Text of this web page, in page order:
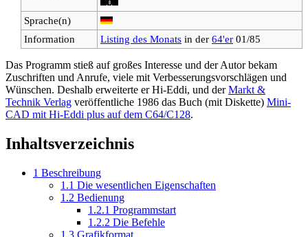
Sprache(n)
Information
Listing des Monats in der 64'er 01/85
Das Programm stieß auf großes Interesse und der Autor bekam
Zuschriften und Anrufe, viele mit Verbesserungsvorschlägen und
Wünschen. Deshalb erweiterte er Hi-Eddi, und derMarkt &
Technik Verlag veröffentliche 1986 das Buch (mit Diskette) Mini-
CAD mit Hi-Eddi plus auf dem C64/C128.
Inhaltsverzeichnis
1 Beschreibung
1.1 Die wesentlichen Eigenschaften
1.2 Bedienung
1.2.1 Programmstart
1.2.2 Die Befehle
1.3 Grafikformat